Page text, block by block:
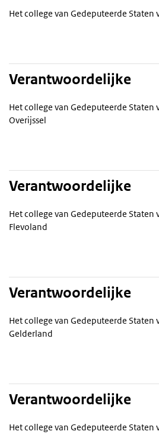
Het college van Gedeputeerde
Verantwoordelijke
Het college van Gedeputeerde Staten
Overijssel
Verantwoordelijke
Het college van Gedeputeerde Staten
Flevoland
Verantwoordelijke
Het college van Gedeputeerde Staten
Gelderland
Verantwoordelijke
Het college van Gedeputeerde